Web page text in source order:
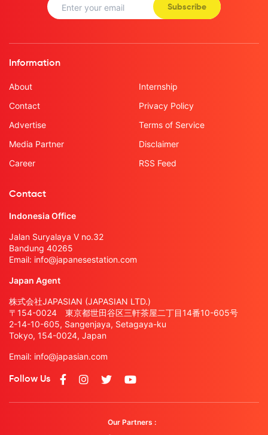
Subscribe
Information
About
Contact
Advertise
Media Partner
Career
Internship
Privacy Policy
Terms of Service
Disclaimer
RSS Feed
Contact
Indonesia Office
Jalan Suryalaya V no.32
Bandung 40265
Email: info@japanesestation.com
Japan Agent
株式会社JAPASIAN (JAPASIAN LTD.)
〒154-0024 東京都世田谷区三軒茶屋二丁目14番10-605号
2-14-10-605, Sangenjaya, Setagaya-ku
Tokyo, 154-0024, Japan
Email: info@japasian.com
Follow Us
Our Partners :